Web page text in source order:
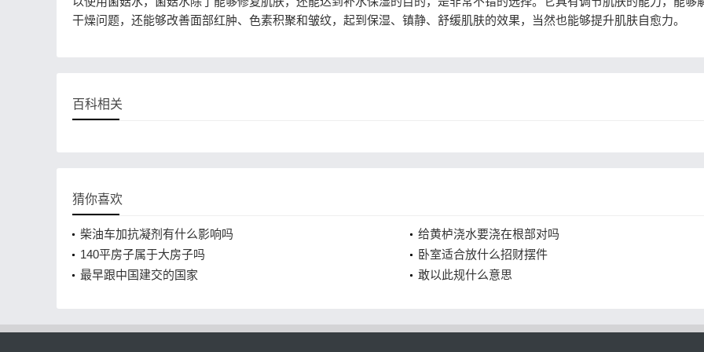
干燥问题，还能够改善面部红肿、色素积聚和皱纹，起到保湿、镇静、舒缓肌肤的效果，当然也能够提升肌肤自愈力。
百科相关
猜你喜欢
柴油车加抗凝剂有什么影响吗
给黄栌浇水要浇在根部对吗
140平房子属于大房子吗
卧室适合放什么招财摆件
最早跟中国建交的国家
敢以此规什么意思